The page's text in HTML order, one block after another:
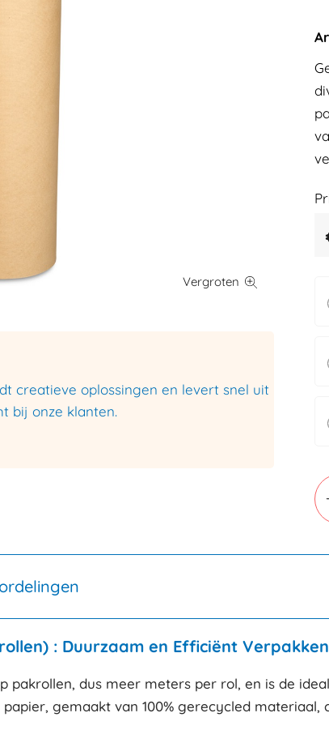
creatieve oplossingen en levert snel uit
bij onze klanten.
-
: Duurzaam en Efficiënt Verpakken
pakrollen, dus meer meters per rol, en is de
gemaakt van 100% gerecycled